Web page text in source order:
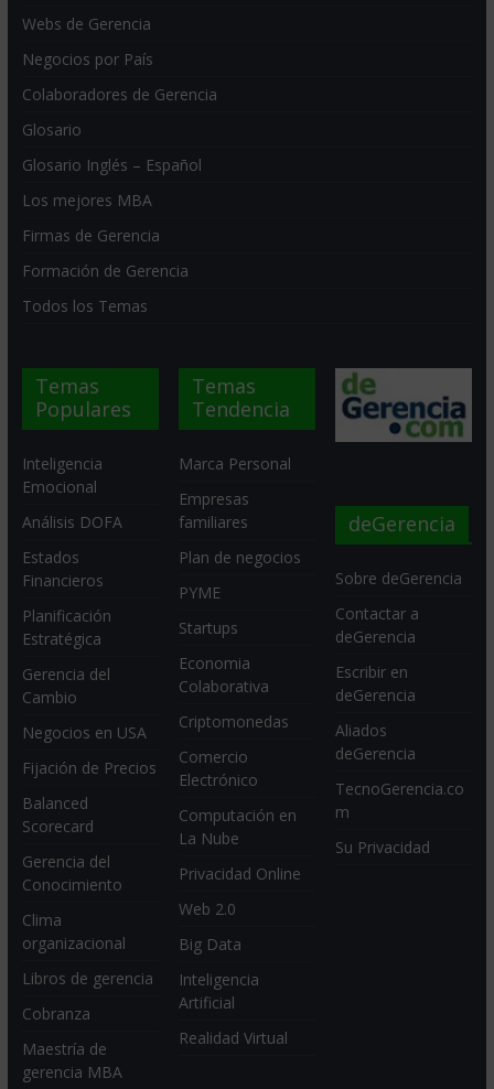
Webs de Gerencia
Negocios por País
Colaboradores de Gerencia
Glosario
Glosario Inglés – Español
Los mejores MBA
Firmas de Gerencia
Formación de Gerencia
Todos los Temas
Temas
Populares
Inteligencia
Emocional
Análisis DOFA
Estados
Financieros
Planificación
Estratégica
Gerencia del
Cambio
Negocios en USA
Fijación de Precios
Balanced
Scorecard
Gerencia del
Conocimiento
Clima
organizacional
Libros de gerencia
Cobranza
Maestría de
gerencia MBA
Temas
Tendencia
Marca Personal
Empresas
familiares
Plan de negocios
PYME
Startups
Economia
Colaborativa
Criptomonedas
Comercio
Electrónico
Computación en
La Nube
Privacidad Online
Web 2.0
Big Data
Inteligencia
Artificial
Realidad Virtual
deGerencia
Sobre deGerencia
Contactar a
deGerencia
Escribir en
deGerencia
Aliados
deGerencia
TecnoGerencia.co
m
Su Privacidad